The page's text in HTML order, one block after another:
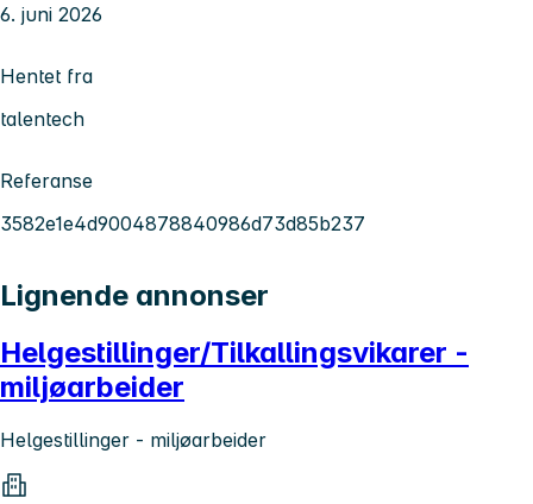
6. juni 2026
Hentet fra
talentech
Referanse
3582e1e4d9004878840986d73d85b237
Lignende annonser
Helgestillinger/Tilkallingsvikarer -
miljøarbeider
Helgestillinger - miljøarbeider